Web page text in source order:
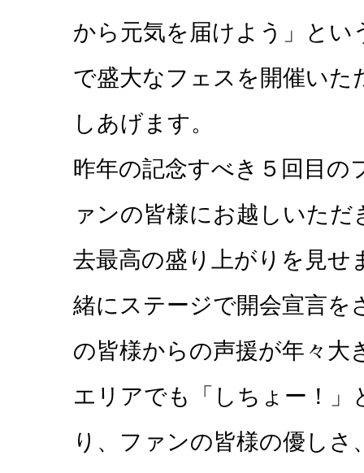
から元気を届けよう」とい
で盛大なフェスを開催い
しあげます。
昨年の記念すべき５回目の
ァンの皆様にお越しいた
去最高の盛り上がりを見せ
緒にステージで開会宣言を
の皆様からの声援が年々大
エリアでも「しちょー！
り、ファンの皆様の優し